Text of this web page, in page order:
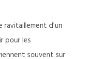
ravitaillement d'un
pour les
souvent sur